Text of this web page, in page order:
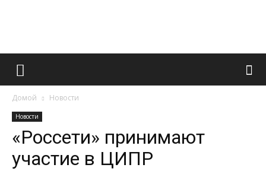
Французский
Домой Новости
Новости
«Россети» принимают
участие в ЦИПР